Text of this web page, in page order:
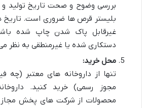
بررسی وضوح و صحت تاریخ تولید و
بلیستر قرص ها ضروری است. تاریخ
غیرقابل پاک شدن چاپ شده
دستکاری شده یا غیرمنطقی به نظر
محل خرید:
تنها از داروخانه های معتبر (چه
مجوز رسمی) خرید کنید.
محصولات از شرکت های پخش مجاز